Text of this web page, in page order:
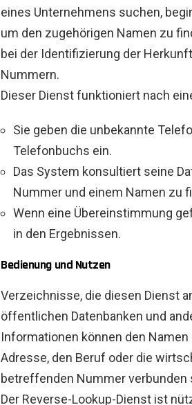
eines Unternehmens suchen,
um den zugehörigen Namen zu
bei der Identifizierung der
Nummern.
Dieser Dienst funktioniert nach
Sie geben die unbekannte
Telefonbuchs ein.
Das System konsultiert seine
Nummer und einem Namen zu
Wenn eine Übereinstimmung
in den Ergebnissen.
Bedienung und Nutzen
Verzeichnisse, die diesen Dienst
öffentlichen Datenbanken und
Informationen können den
Adresse, den Beruf oder die
betreffenden Nummer verbunden
Der Reverse-Lookup-Dienst ist